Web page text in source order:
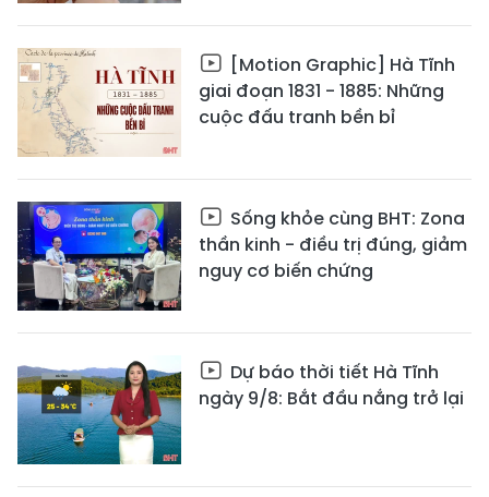
[Motion Graphic] Hà Tĩnh
giai đoạn 1831 - 1885: Những
cuộc đấu tranh bền bỉ
Sống khỏe cùng BHT: Zona
thần kinh - điều trị đúng, giảm
nguy cơ biến chứng
Dự báo thời tiết Hà Tĩnh
ngày 9/8: Bắt đầu nắng trở lại